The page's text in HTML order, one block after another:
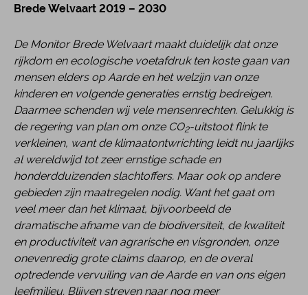
Brede Welvaart 2019 – 2030
De Monitor Brede Welvaart maakt duidelijk dat onze
rijkdom en ecologische voetafdruk ten koste gaan van
mensen elders op Aarde en het welzijn van onze
kinderen en volgende generaties ernstig bedreigen.
Daarmee schenden wij vele mensenrechten. Gelukkig is
de regering van plan om onze CO2-uitstoot flink te
verkleinen, want de klimaatontwrichting leidt nu jaarlijks
al wereldwijd tot zeer ernstige schade en
honderdduizenden slachtoffers. Maar ook op andere
gebieden zijn maatregelen nodig. Want het gaat om
veel meer dan het klimaat, bijvoorbeeld de
dramatische afname van de biodiversiteit, de kwaliteit
en productiviteit van agrarische en visgronden, onze
onevenredig grote claims daarop, en de overal
optredende vervuiling van de Aarde en van ons eigen
leefmilieu. Blijven streven naar nog meer